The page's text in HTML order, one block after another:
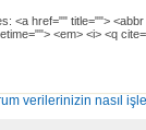
<a href="" title="">
<em> <i> <q
verilerinizin nasıl